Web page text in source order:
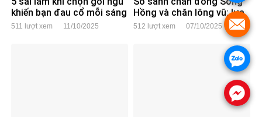
khiến bạn đau cổ mỗi sáng
511 lượt xem 11/10/2025
Hồng và chăn lông vũ: lựa
chọn nào cho người Việt?
512 lượt xem 07/10/2025 .
.
.